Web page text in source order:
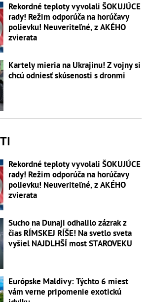
Rekordné teploty vyvolali ŠOKUJÚCE
rady! Režim odporúča na horúčavy
polievku! Neuveriteľné, z AKÉHO
zvierata
Kartely mieria na Ukrajinu! Z vojny si
chcú odniesť skúsenosti s dronmi
Rekordné teploty vyvolali ŠOKUJÚCE
rady! Režim odporúča na horúčavy
polievku! Neuveriteľné, z AKÉHO
zvierata
Sucho na Dunaji odhalilo zázrak z
čias RÍMSKEJ RÍŠE! Na svetlo sveta
vyšiel NAJDLHŠÍ most STAROVEKU
Európske Maldivy: Týchto 6 miest
vám verne pripomenie exotickú